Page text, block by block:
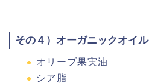
その４）オーガニックオイル
オリーブ果実油
シア脂